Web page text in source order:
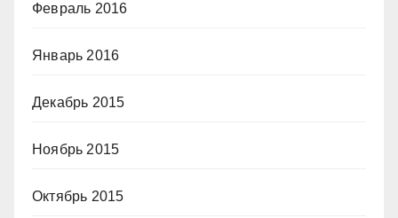
Февраль 2016
Январь 2016
Декабрь 2015
Ноябрь 2015
Октябрь 2015